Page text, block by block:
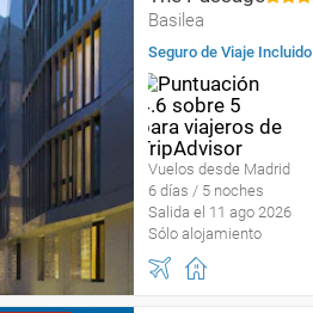
Basilea
Seguro de Viaje Incluido
Vuelos desde Madrid
6 días / 5 noches
Salida el 11 ago 2026
Sólo alojamiento